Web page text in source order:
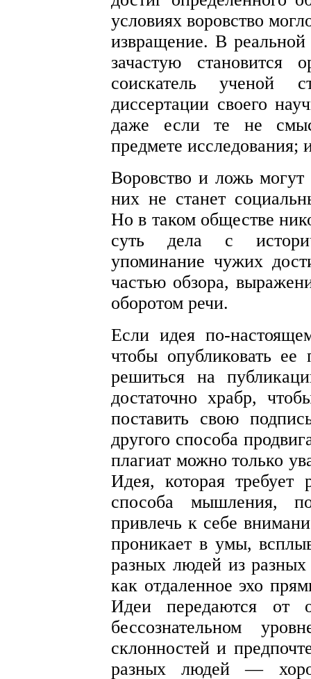
условиях воровство
извращение. В реальной
зачастую становится
соискатель ученой
диссертации своего
даже если те не
предмете исследования;
Воровство и ложь могут
них не станет
Но в таком обществе
суть дела с
упоминание чужих
частью обзора,
оборотом речи.
Если идея по-
чтобы опубликовать
решиться на
достаточно храбр,
поставить свою
другого способа
плагиат можно только
Идея, которая требует
способа мышления,
привлечь к себе
проникает в умы,
разных людей из
как отдаленное эхо
Идеи передаются от
бессознательном
склонностей и
разных людей —